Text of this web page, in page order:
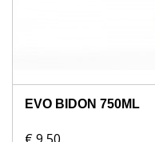
EVO BIDON 750ML
€ 9,50